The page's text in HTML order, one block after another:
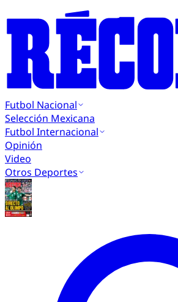
Futbol Nacional
Selección Mexicana
Futbol Internacional
Opinión
Video
Otros Deportes